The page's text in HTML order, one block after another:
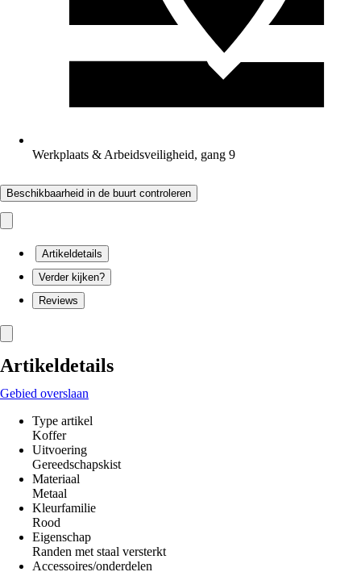
Werkplaats & Arbeidsveiligheid, gang 9
Beschikbaarheid in de buurt controleren
Artikeldetails
Verder kijken?
Reviews
Artikeldetails
Gebied overslaan
Type artikel
Koffer
Uitvoering
Gereedschapskist
Materiaal
Metaal
Kleurfamilie
Rood
Eigenschap
Randen met staal versterkt
Accessoires/onderdelen